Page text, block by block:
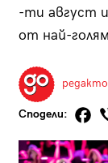
-ти август
от най-
Сподели: